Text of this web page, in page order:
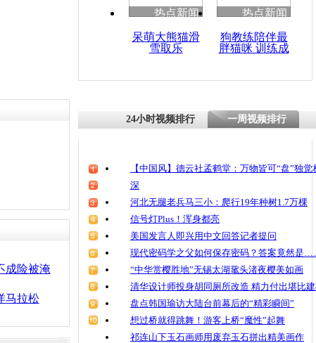
魂
热点新闻
呆萌大熊猫滑
雪取乐
热点新闻
狗教练陪伴最
胖猫咪 训练成
成险被淹
马拉松
24小时视频排行 一周视频排行
【中国风】德云社孟鹤堂：万物皆可“盘”独觉
深
河北无腿老兵马三小：爬行19年种树1.7万棵
信号灯Plus！浑身都亮
美国发言人即兴用中文回答记者提问
现代密码学之父如何保存密码？答案竟然是
“中华赏樱胜地”无锡太湖鼋头渚夜樱美如画
清华设计师投身胡同厕所改造 精力付出堪比
盘点韩国瑜访大陆台前幕后的“精彩瞬间”
想过桥就得跳舞！游客上桥“魔性”起舞
祁连山下玉石画师用废弃玉石拼出精美画作